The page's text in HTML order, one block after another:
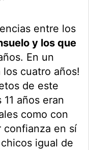
entre los
y los que
En un
cuatro años!
de este
años eran
como con
confianza en sí
igual de